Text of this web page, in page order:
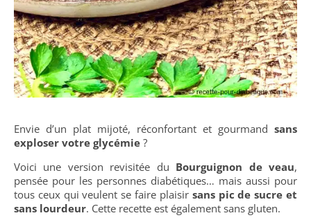
Envie d’un plat mijoté, réconfortant et gourmand sans
exploser votre glycémie ?
Voici une version revisitée du Bourguignon de veau,
pensée pour les personnes diabétiques… mais aussi pour
tous ceux qui veulent se faire plaisir sans pic de sucre et
sans lourdeur. Cette recette est également sans gluten.